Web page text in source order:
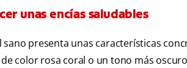
unas encías saludables
sano presenta unas características
color rosa coral o un tono más